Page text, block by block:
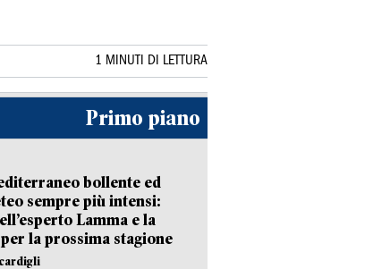
1 MINUTI DI LETTURA
Primo piano
bollente ed
sempre più intensi:
Lamma e la
la prossima stagione